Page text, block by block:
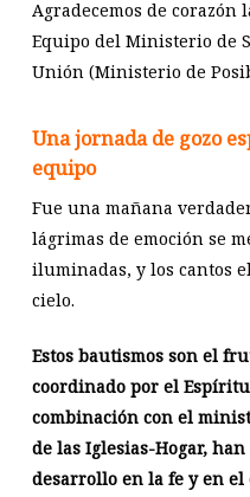
Agradecemos de
Equipo del Ministerio de
Unión (Ministerio de
Una jornada de gozo
equipo
Fue una mañana
lágrimas de emoción se
iluminadas, y los cantos
cielo.
Estos bautismos son el
coordinado por el
combinación con el
de las Iglesias-Hogar,
desarrollo en la fe y en el